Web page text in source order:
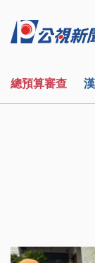
總預算審查